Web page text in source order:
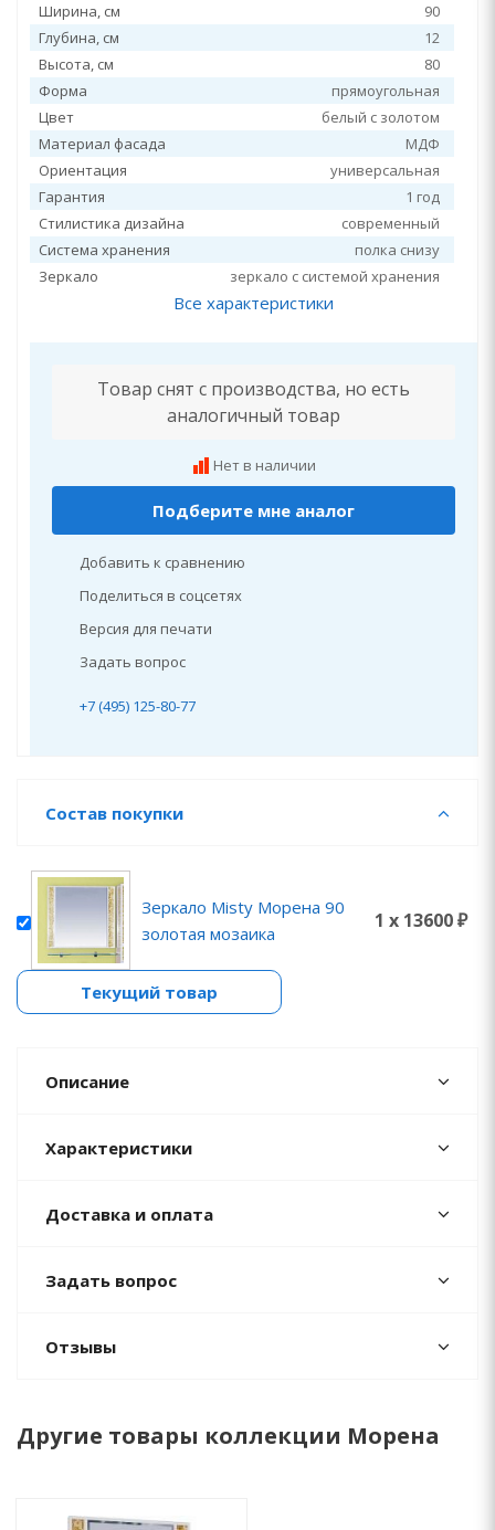
Ширина, см
90
Глубина, см
12
Высота, см
80
Форма
прямоугольная
Цвет
белый с золотом
Материал фасада
МДФ
Ориентация
универсальная
Гарантия
1 год
Стилистика дизайна
современный
Система хранения
полка снизу
Зеркало
зеркало с системой хранения
Все характеристики
Товар снят с производства, но есть
аналогичный товар
Нет в наличии
Подберите мне аналог
Добавить к сравнению
Поделиться в соцсетях
Версия для печати
Задать вопрос
+7 (495) 125-80-77
Состав покупки
Зеркало Misty Морена 90
золотая мозаика
1 x 13600 ₽
Текущий товар
Описание
Характеристики
Доставка и оплата
Задать вопрос
Отзывы
Другие товары коллекции Морена